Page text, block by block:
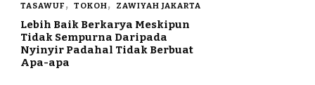
TASAWUF
TOKOH ZAWIYAH JAKARTA
Lebih Baik Berkarya Meskipun
Tidak Sempurna Daripada
Nyinyir Padahal Tidak Berbuat
Apa-apa